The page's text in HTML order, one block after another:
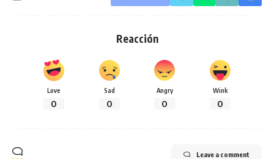
Reacción
Love
0
Sad
0
Angry
0
Wink
0
Leave a comment